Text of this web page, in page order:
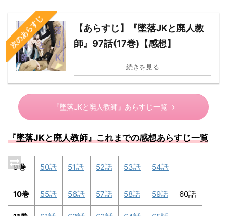
次のあらすじ
【あらすじ】『墜落JKと廃人教
師』97話(17巻)【感想】
続きを見る
『墜落JKと廃人教師』あらすじ一覧
『墜落JKと廃人教師』これまでの感想あらすじ一覧
9巻 50話 51話 52話 53話 54話
10巻 55話 56話 57話 58話 59話 60話